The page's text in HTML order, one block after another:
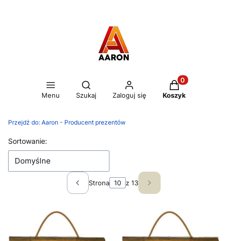
Menu
Otwórz wyszukiwarkę
Szukaj Zaloguj się
Produkty w
Koszyk
Przejdź do: Aaron - Producent prezentów
Lista produktów
Sortowanie:
Domyślne
Poprzednie produkty
Strona z 13 Następne produkty